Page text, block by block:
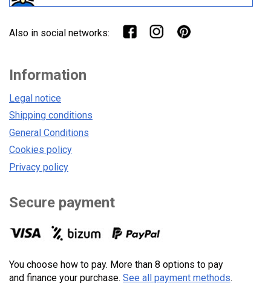
Also in social networks:
Information
Legal notice
Shipping conditions
General Conditions
Cookies policy
Privacy policy
Secure payment
You choose how to pay. More than 8 options to pay
and finance your purchase. See all payment methods.